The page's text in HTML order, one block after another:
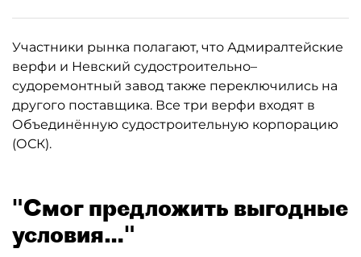
Участники рынка полагают, что Адмиралтейские
верфи и Невский судостроительно–
судоремонтный завод также переключились на
другого поставщика. Все три верфи входят в
Объединённую судостроительную корпорацию
(ОСК).
"Смог предложить выгодные
условия…"